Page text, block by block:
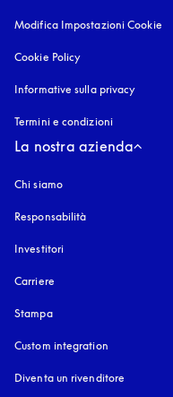
Modifica Impostazioni Cookie
Cookie Policy
Informative sulla privacy
Termini e condizioni
La nostra azienda
Chi siamo
Responsabilità
Investitori
Carriere
Stampa
Custom integration
Diventa un rivenditore